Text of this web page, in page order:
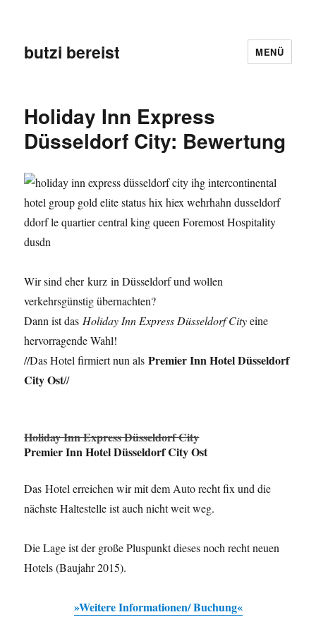
butzi bereist MENÜ
Holiday Inn Express
Düsseldorf City: Bewertung
Wir sind eher kurz in Düsseldorf und wollen
verkehrsgünstig übernachten?
Dann ist das Holiday Inn Express Düsseldorf Cityeine
hervorragende Wahl!
//Das Hotel firmiert nun alsPremier Inn Hotel Düsseldorf
City Ost//
Holiday Inn Express Düsseldorf City
Premier Inn Hotel Düsseldorf City Ost
Das Hotel erreichen wir mit dem Auto recht fix und die
nächste Haltestelle ist auch nicht weit weg.
Die Lage ist der große Pluspunkt dieses noch recht neuen
Hotels (Baujahr 2015).
»Weitere Informationen/ Buchung«